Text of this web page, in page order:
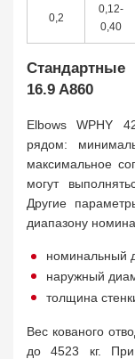
0,2
0,12-
0,40
16.9 A860
Elbows WPНY
рядом:
максимальное
могут
Другие
диапазону
номинальный
наружный
толщина
Вес кованого
до 4523 кг.